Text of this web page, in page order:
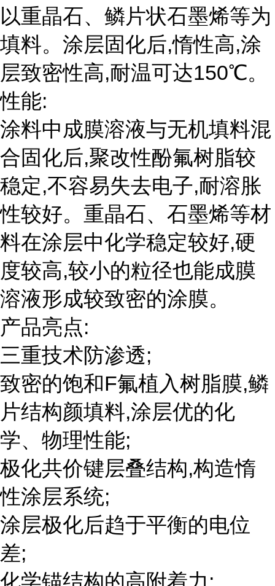
以重晶石、鳞片状石墨烯等为
填料。涂层固化后,惰性高,涂
层致密性高,耐温可达150℃。
性能:
涂料中成膜溶液与无机填料混
合固化后,聚改性酚氟树脂较
稳定,不容易失去电子,耐溶胀
性较好。重晶石、石墨烯等材
料在涂层中化学稳定较好,硬
度较高,较小的粒径也能成膜
溶液形成较致密的涂膜。
产品亮点:
三重技术防渗透;
致密的饱和F氟植入树脂膜,鳞
片结构颜填料,涂层优的化
学、物理性能;
极化共价键层叠结构,构造惰
性涂层系统;
涂层极化后趋于平衡的电位
差;
化学锚结构的高附着力;